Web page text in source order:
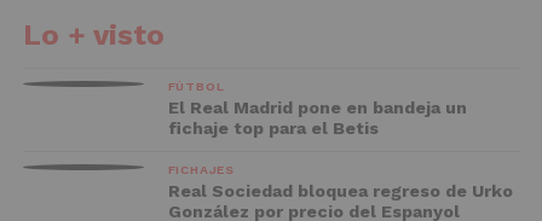
Lo + visto
FÚTBOL
El Real Madrid pone en bandeja un
fichaje top para el Betis
FICHAJES
Real Sociedad bloquea regreso de Urko
González por precio del Espanyol